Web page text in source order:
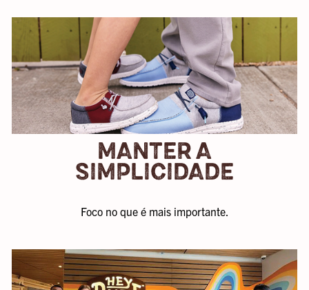
MANTER A
SIMPLICIDADE
Foco no que é mais importante.